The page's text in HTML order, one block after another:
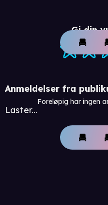
Gi din
Anmeldelser fra
Laster...
Foreløpig har ingen